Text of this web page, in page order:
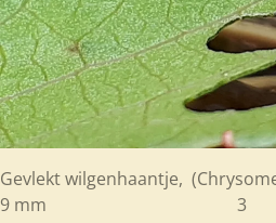
Gevlekt wilgenhaantje,
9 mm 3